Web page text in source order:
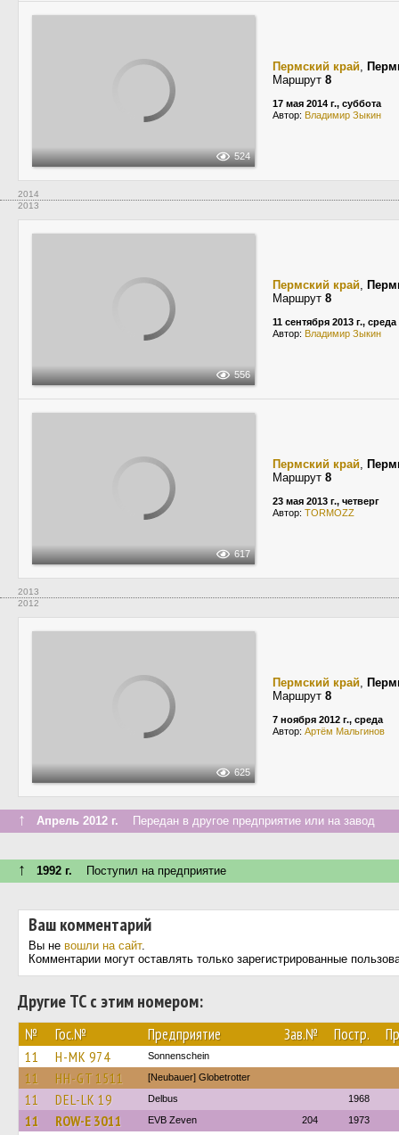
524
Пермский край,
Маршрут 8
17 мая 2014 г., суббота
Автор: Владимир Зыкин
2014
2013
556
Пермский край,
Маршрут 8
11 сентября 2013 г., среда
Автор: Владимир Зыкин
617
Пермский край,
Маршрут 8
23 мая 2013 г., четверг
Автор: TORMOZZ
2013
2012
625
Пермский край,
Маршрут 8
7 ноября 2012 г., среда
Автор: Артём Мальгинов
↑ Апрель 2012 г. Передан в другое предприятие или на завод
↑ 1992 г. Поступил на предприятие
Ваш комментарий
Вы не вошли на сайт.
Комментарии могут оставлять только зарегистрированные
Другие ТС с этим номером:
№ Гос.№ Предприятие Зав.№ Постр.
11 H-MK 974 Sonnenschein
11 HH-GT 1511 [Neubauer] Globetrotter
11 DEL-LK 19 Delbus 1968
11 ROW-E 3011 EVB Zeven 204 1973